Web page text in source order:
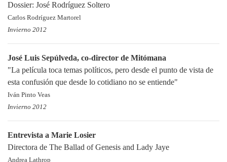
Dossier: José Rodríguez Soltero
Carlos Rodríguez Martorel
Invierno 2012
José Luis Sepúlveda, co-director de Mitómana
"La película toca temas políticos, pero desde el punto de vista de
esta confusión que desde lo cotidiano no se entiende"
Iván Pinto Veas
Invierno 2012
Entrevista a Marie Losier
Directora de The Ballad of Genesis and Lady Jaye
Andrea Lathrop